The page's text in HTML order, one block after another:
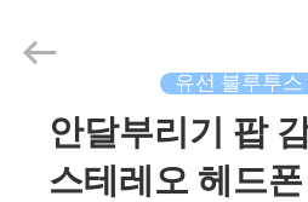
2020
Electronics
Reserved.
유선 블루투스
안달부리기 팝
스테레오 헤드